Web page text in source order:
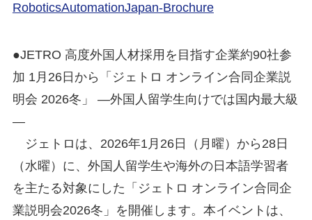
RoboticsAutomationJapan-Brochure
●JETRO 高度外国人材採用を目指す企業約90社参
加 1月26日から「ジェトロ オンライン合同企業説
明会 2026冬」 ―外国人留学生向けでは国内最大級
―
ジェトロは、2026年1月26日（月曜）から28日
（水曜）に、外国人留学生や海外の日本語学習者
を主たる対象にした「ジェトロ オンライン合同企
業説明会2026冬」を開催します。本イベントは、